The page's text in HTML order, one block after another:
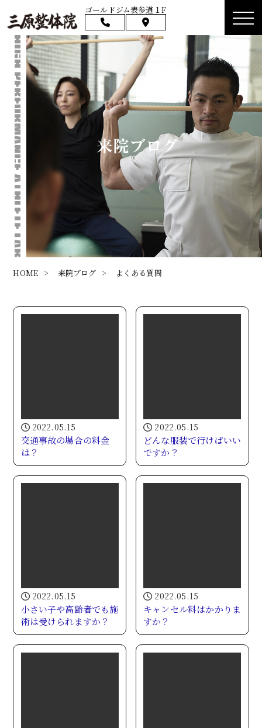
ゴールドジム表参道１F
来院ブログ
HOME > 来院ブログ > よくある質問
2022.05.15
交通事故の場合の料金
は？
2022.05.15
どんな服装で行けばいい
ですか？
2022.05.15
小さい子や高齢者でも施
術は受けられますか？
2022.05.15
キャンセル料はかかりま
すか？